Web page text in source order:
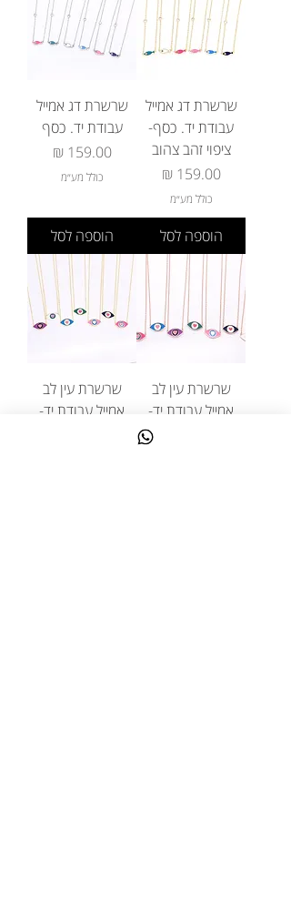
שרשרת דג אמייל
עבודת יד. כסף-
ציפוי זהב צהוב
מחיר‏159.00 ‏₪
כולל מע״מ
הוספה לסל
שרשרת דג אמייל
עבודת יד. כסף
מחיר‏159.00 ‏₪
כולל מע״מ
הוספה לסל
שרשרת עין לב
אמייל עבודת יד-
כסף- ציפוי זהב
שרשרת עין לב
אמייל עבודת יד-